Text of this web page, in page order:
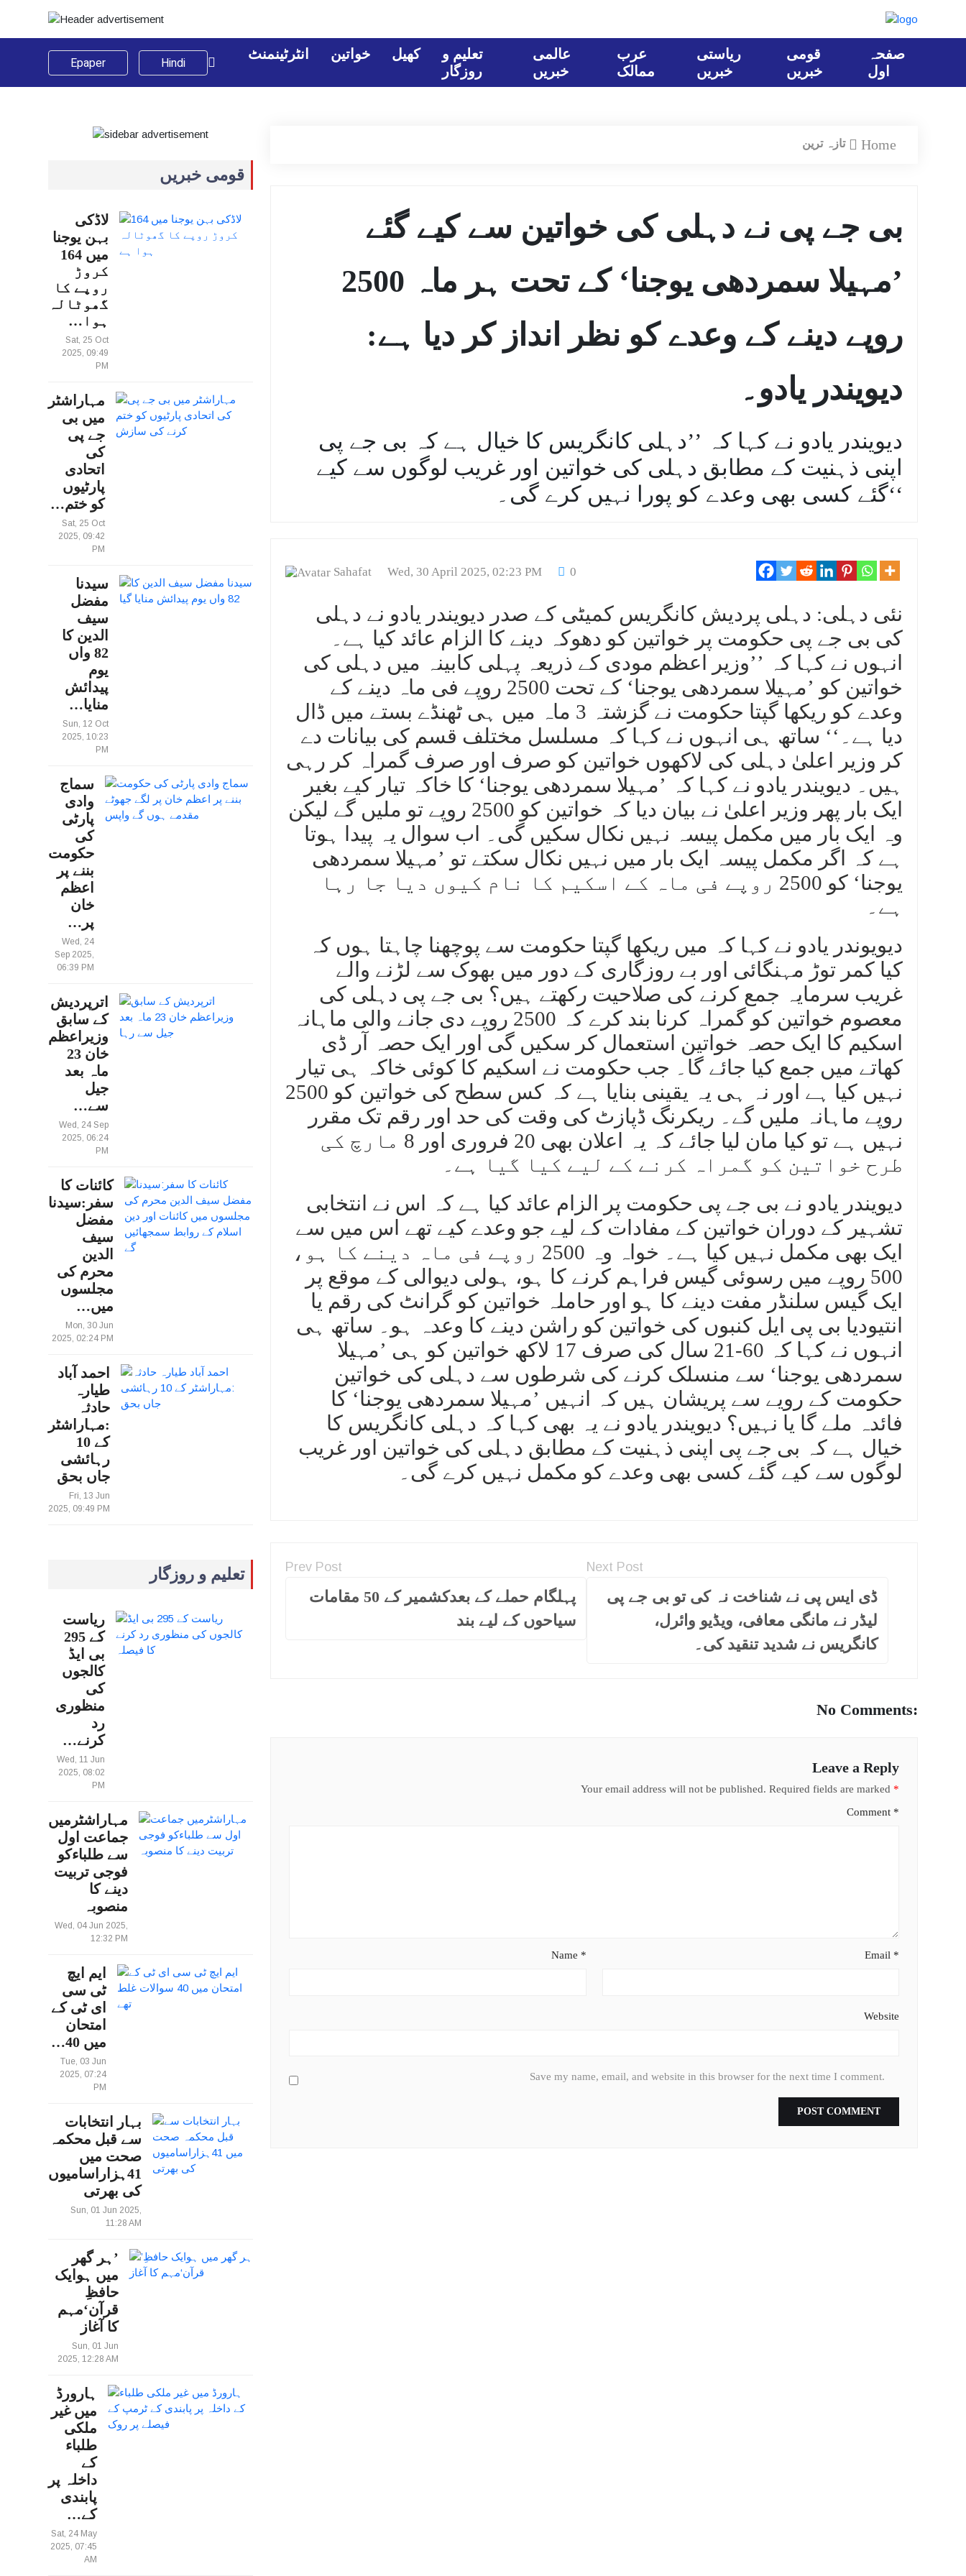
Epaper Hindi
صفحہ
اول
قومی
خبریں
ریاستی
خبریں
عرب
ممالک
عالمی
خبریں
تعلیم و
روزگار
کھیل خواتین انٹرٹینمنٹ
قومی خبریں
لاڈکی
بہن یوجنا
میں 164
کروڑ
روپے کا
گھوٹالہ
ہوا…
Sat, 25 Oct
2025, 09:49
PM
مہاراشٹر
میں بی
جے پی
کی
اتحادی
پارٹیوں
کو ختم…
Sat, 25 Oct
2025, 09:42
PM
سیدنا
مفضل
سیف
الدین کا
82 واں
یوم
پیدائش
منایا…
Sun, 12 Oct
2025, 10:23
PM
سماج
وادی
پارٹی
کی
حکومت
بننے پر
اعظم
خان
پر…
Wed, 24
Sep 2025,
06:39 PM
اترپردیش
کے سابق
وزیراعظم
خان 23
ماہ بعد
جیل
سے…
Wed, 24 Sep
2025, 06:24
PM
کائنات کا
سفر:سیدنا
مفضل
سیف
الدین
محرم کی
مجلسوں
میں…
Mon, 30 Jun
2025, 02:24 PM
احمد آباد
طیارہ
حادثہ
:مہاراشٹر
کے 10
رہائشی
جاں بحق
Fri, 13 Jun
2025, 09:49 PM
تعلیم و روزگار
ریاست
کے 295
بی ایڈ
کالجوں
کی
منظوری
رد
کرنے…
Wed, 11 Jun
2025, 08:02
PM
مہاراشٹرمیں
جماعت اول
سے طلباءکو
فوجی تربیت
دینے کا
منصوبہ
Wed, 04 Jun 2025,
12:32 PM
ایم ایچ
ٹی سی
ای ٹی کے
امتحان
میں 40…
Tue, 03 Jun
2025, 07:24
PM
بہار انتخابات
سے قبل محکمہ
صحت میں
41ہزاراسامیوں
کی بھرتی
Sun, 01 Jun 2025,
11:28 AM
’ہر گھر
میں ہوایک
حافظِ
قرآن‘مہم
کا آغاز
Sun, 01 Jun
2025, 12:28 AM
ہارورڈ
میں غیر
ملکی
طلباء
کے
داخلہ پر
پابندی
کے…
Sat, 24 May
2025, 07:45
AM
Home تازہ ترین
بی جے پی نے دہلی کی خواتین سے کیے گئے
’مہیلا سمردھی یوجنا‘ کے تحت ہر ماہ 2500
روپے دینے کے وعدے کو نظر انداز کر دیا ہے:
دیویندر یادو۔
دیویندر یادو نے کہا کہ ’’دہلی کانگریس کا خیال ہے کہ بی جے پی
اپنی ذہنیت کے مطابق دہلی کی خواتین اور غریب لوگوں سے کیے
گئے کسی بھی وعدے کو پورا نہیں کرے گی۔‘‘
Sahafat Wed, 30 April 2025, 02:23 PM 0
نئی دہلی: دہلی پردیش کانگریس کمیٹی کے صدر دیویندر یادو نے دہلی
کی بی جے پی حکومت پر خواتین کو دھوکہ دینے کا الزام عائد کیا ہے۔
انہوں نے کہا کہ ’’وزیر اعظم مودی کے ذریعہ پہلی کابینہ میں دہلی کی
خواتین کو ’مہیلا سمردھی یوجنا‘ کے تحت 2500 روپے فی ماہ دینے کے
وعدے کو ریکھا گپتا حکومت نے گزشتہ 3 ماہ میں ہی ٹھنڈے بستے میں ڈال
دیا ہے۔‘‘ ساتھ ہی انہوں نے کہا کہ مسلسل مختلف قسم کی بیانات دے
کر وزیر اعلیٰ دہلی کی لاکھوں خواتین کو صرف اور صرف گمراہ کر رہی
ہیں۔ دیویندر یادو نے کہا کہ ’مہیلا سمردھی یوجنا‘ کا خاکہ تیار کیے بغیر
ایک بار پھر وزیر اعلیٰ نے بیان دیا کہ خواتین کو 2500 روپے تو ملیں گے لیکن
وہ ایک بار میں مکمل پیسہ نہیں نکال سکیں گی۔ اب سوال یہ پیدا ہوتا
ہے کہ اگر مکمل پیسہ ایک بار میں نہیں نکال سکتے تو ’مہیلا سمردھی
یوجنا‘ کو 2500 روپے فی ماہ کے اسکیم کا نام کیوں دیا جا رہا
ہے۔
دیویوندر یادو نے کہا کہ میں ریکھا گپتا حکومت سے پوچھنا چاہتا ہوں کہ
کیا کمر توڑ مہنگائی اور بے روزگاری کے دور میں بھوک سے لڑنے والے
غریب سرمایہ جمع کرنے کی صلاحیت رکھتے ہیں؟ بی جے پی دہلی کی
معصوم خواتین کو گمراہ کرنا بند کرے کہ 2500 روپے دی جانے والی ماہانہ
اسکیم کا ایک حصہ خواتین استعمال کر سکیں گی اور ایک حصہ آر ڈی
کھاتے میں جمع کیا جائے گا۔ جب حکومت نے اسکیم کا کوئی خاکہ ہی تیار
نہیں کیا ہے اور نہ ہی یہ یقینی بنایا ہے کہ کس سطح کی خواتین کو 2500
روپے ماہانہ ملیں گے۔ ریکرنگ ڈپازٹ کی وقت کی حد اور رقم تک مقرر
نہیں ہے تو کیا مان لیا جائے کہ یہ اعلان بھی 20 فروری اور 8 مارچ کی
طرح خواتین کو گمراہ کرنے کے لیے کیا گیا ہے۔
دیویندر یادو نے بی جے پی حکومت پر الزام عائد کیا ہے کہ اس نے انتخابی
تشہیر کے دوران خواتین کے مفادات کے لیے جو وعدے کیے تھے اس میں سے
ایک بھی مکمل نہیں کیا ہے۔ خواہ وہ 2500 روپے فی ماہ دینے کا ہو،
500 روپے میں رسوئی گیس فراہم کرنے کا ہو، ہولی دیوالی کے موقع پر
ایک گیس سلنڈر مفت دینے کا ہو اور حاملہ خواتین کو گرانٹ کی رقم یا
انتیودیا بی پی ایل کنبوں کی خواتین کو راشن دینے کا وعدہ ہو۔ ساتھ ہی
انہوں نے کہا کہ 60-21 سال کی صرف 17 لاکھ خواتین کو ہی ’مہیلا
سمردھی یوجنا‘ سے منسلک کرنے کی شرطوں سے دہلی کی خواتین
حکومت کے رویے سے پریشان ہیں کہ انہیں ’مہیلا سمردھی یوجنا‘ کا
فائدہ ملے گا یا نہیں؟ دیویندر یادو نے یہ بھی کہا کہ دہلی کانگریس کا
خیال ہے کہ بی جے پی اپنی ذہنیت کے مطابق دہلی کی خواتین اور غریب
لوگوں سے کیے گئے کسی بھی وعدے کو مکمل نہیں کرے گی۔
Prev Post
پہلگام حملے کے بعدکشمیر کے 50 مقامات
سیاحوں کے لیے بند
Next Post
ڈی ایس پی نے شناخت نہ کی تو بی جے پی
لیڈر نے مانگی معافی، ویڈیو وائرل،
کانگریس نے شدید تنقید کی۔
No Comments:
Leave a Reply
Your email address will not be published. Required fields are marked *
Comment *
Name * Email *
Website
Save my name, email, and website in this browser for the next time I comment.